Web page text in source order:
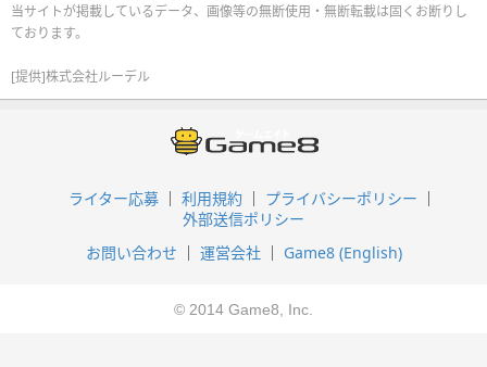
当サイトが掲載しているデータ、画像等の無断使用・無断転載は固くお断りし
ております。
[提供]株式会社ルーデル
ライター応募 利用規約
プライバシーポリシー
外部送信ポリシー
お問い合わせ
運営会社 Game8 (English)
© 2014 Game8, Inc.